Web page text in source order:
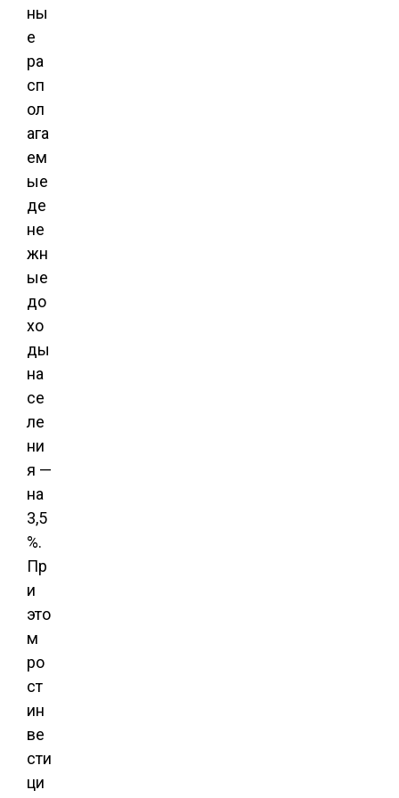
ны
е
ра
сп
ол
ага
ем
ые
де
не
жн
ые
до
хо
ды
на
се
ле
ни
я —
на
3,5
%.
Пр
и
это
м
ро
ст
ин
ве
сти
ци